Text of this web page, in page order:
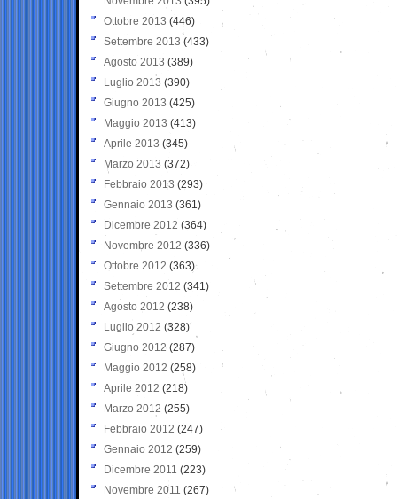
Ottobre 2013 (446)
Settembre 2013 (433)
Agosto 2013 (389)
Luglio 2013 (390)
Giugno 2013 (425)
Maggio 2013 (413)
Aprile 2013 (345)
Marzo 2013 (372)
Febbraio 2013 (293)
Gennaio 2013 (361)
Dicembre 2012 (364)
Novembre 2012 (336)
Ottobre 2012 (363)
Settembre 2012 (341)
Agosto 2012 (238)
Luglio 2012 (328)
Giugno 2012 (287)
Maggio 2012 (258)
Aprile 2012 (218)
Marzo 2012 (255)
Febbraio 2012 (247)
Gennaio 2012 (259)
Dicembre 2011 (223)
Novembre 2011 (267)